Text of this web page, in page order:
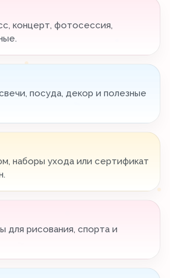
концерт, фотосессия,
посуда, декор и полезные
наборы ухода или сертификат
для рисования, спорта и